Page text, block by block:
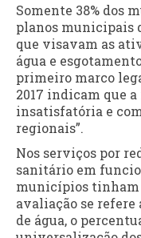
Somente 38% dos
planos municipais
que visavam as
água e
primeiro marco
2017 indicam que
insatisfatória e
regionais”.
Nos serviços por
sanitário em
municípios tinham
avaliação se refere
de água, o